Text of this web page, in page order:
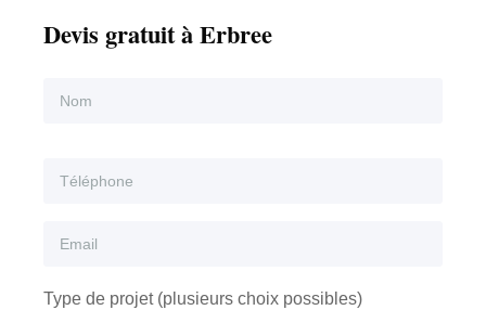
Devis gratuit à Erbree
Type de projet (plusieurs choix possibles)